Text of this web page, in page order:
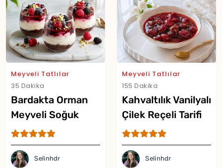
Meyveli Tatlılar
35 Dakika
Bardakta Orman
Meyveli Soğuk
Cheesecake Tarifi
Selinhdr
Meyveli Tatlılar
155 Dakika
Kahvaltılık Vanilyalı
Çilek Reçeli Tarifi
Selinhdr